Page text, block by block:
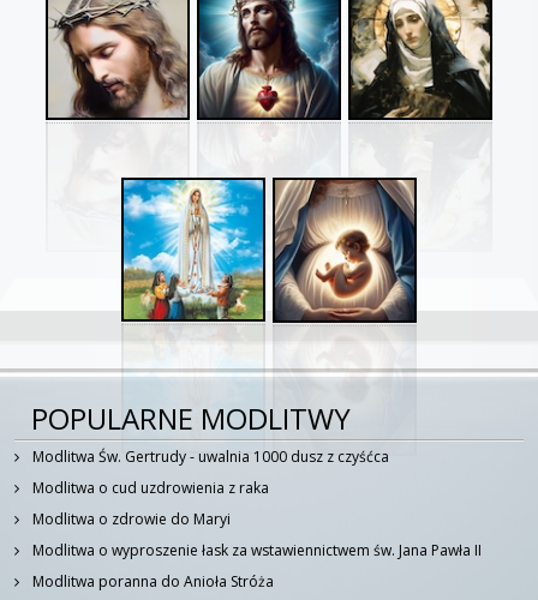
POPULARNE MODLITWY
Modlitwa Św. Gertrudy - uwalnia 1000 dusz z czyśćca
Modlitwa o cud uzdrowienia z raka
Modlitwa o zdrowie do Maryi
Modlitwa o wyproszenie łask za wstawiennictwem św. Jana Pawła II
Modlitwa poranna do Anioła Stróża